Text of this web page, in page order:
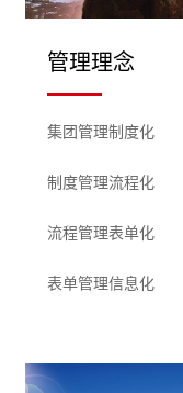
管理理念
集团管理制度化
制度管理流程化
流程管理表单化
表单管理信息化